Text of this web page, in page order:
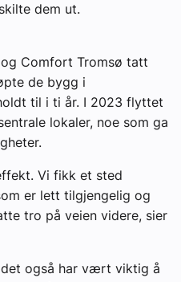
dem ut.
og Comfort Tromsø tatt
de bygg i
til i ti år. I 2023 flyttet
lokaler, noe som ga
Vi fikk et sted
er lett tilgjengelig og
tro på veien videre, sier
også har vært viktig å